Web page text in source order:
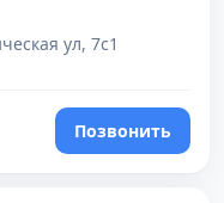
ул, 7с1
Позвонить